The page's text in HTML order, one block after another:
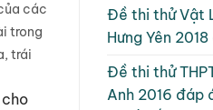
các
trong
trái
Đề thi thử Vật
Hưng Yên
Đề thi thử
Anh 2016 đáp